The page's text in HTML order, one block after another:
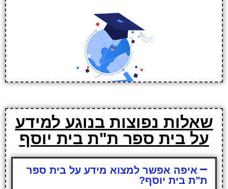
שאלות נפוצות בנוגע למידע
על בית ספר ת"ת בית יוסף
איפה אפשר למצוא מידע על בית ספר
ת"ת בית יוסף?